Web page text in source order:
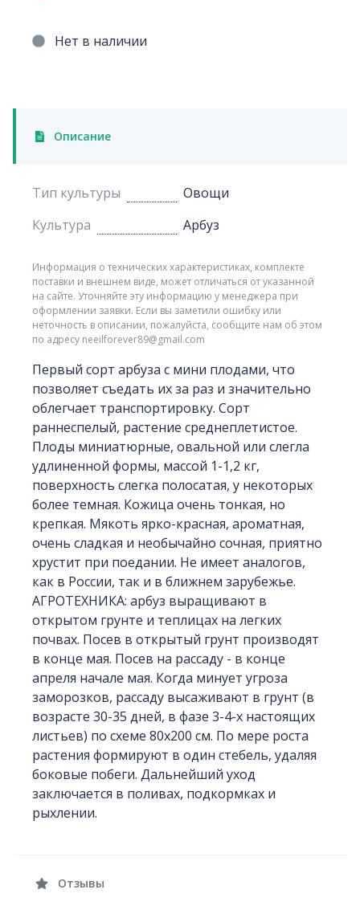
Нет в наличии
Описание
Тип культуры
Овощи
Культура
Арбуз
Информация о технических характеристиках, комплекте
поставки и внешнем виде, может отличаться от указанной
на сайте. Уточняйте эту информацию у менеджера при
оформлении заявки. Если вы заметили ошибку или
неточность в описании, пожалуйста, сообщите нам об этом
по адресу neeilforever89@gmail.com
Первый сорт арбуза с мини плодами, что
позволяет съедать их за раз и значительно
облегчает транспортировку. Сорт
раннеспелый, растение среднеплетистое.
Плоды миниатюрные, овальной или слегла
удлиненной формы, массой 1-1,2 кг,
поверхность слегка полосатая, у некоторых
более темная. Кожица очень тонкая, но
крепкая. Мякоть ярко-красная, ароматная,
очень сладкая и необычайно сочная, приятно
хрустит при поедании. Не имеет аналогов,
как в России, так и в ближнем зарубежье.
АГРОТЕХНИКА: арбуз выращивают в
открытом грунте и теплицах на легких
почвах. Посев в открытый грунт производят
в конце мая. Посев на рассаду - в конце
апреля начале мая. Когда минует угроза
заморозков, рассаду высаживают в грунт (в
возрасте 30-35 дней, в фазе 3-4-х настоящих
листьев) по схеме 80х200 см. По мере роста
растения формируют в один стебель, удаляя
боковые побеги. Дальнейший уход
заключается в поливах, подкормках и
рыхлении.
Отзывы